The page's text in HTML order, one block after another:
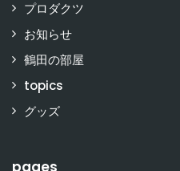
プロダクツ
お知らせ
鶴田の部屋
topics
グッズ
pages